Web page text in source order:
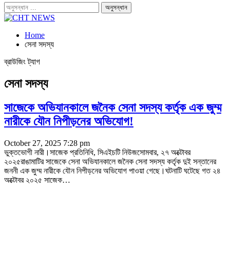
Home
সেনা সদস্য
ব্রাউজিং ট্যাগ
সেনা সদস্য
সাজেকে অভিযানকালে জনৈক সেনা সদস্য কর্তৃক এক জুম্ম
নারীকে যৌন নিপীড়নের অভিযোগ!
October 27, 2025 7:28 pm
ভুক্তভোগী নারী।সাজেক প্রতিনিধি, সিএইচটি নিউজসোমবার, ২৭ অক্টোবর
২০২৫রাঙামাটির সাজেকে সেনা অভিযানকালে জনৈক সেনা সদস্য কর্তৃক দুই সন্তানের
জননী এক জুম্ম নারীকে যৌন নিপীড়নের অভিযোগ পাওয়া গেছে।ঘটনাটি ঘটেছে গত ২৪
অক্টোবর ২০২৫ সাজেক…